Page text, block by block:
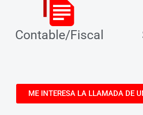
Contable/Fiscal
ME INTERESA LA LLAMADA DE